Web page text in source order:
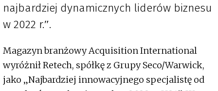
najbardziej dynamicznych liderów biznesu
w 2022 r.″.
Magazyn branżowy Acquisition International
wyróżnił Retech, spółkę z Grupy Seco/Warwick,
jako „Najbardziej innowacyjnego specjalistę od